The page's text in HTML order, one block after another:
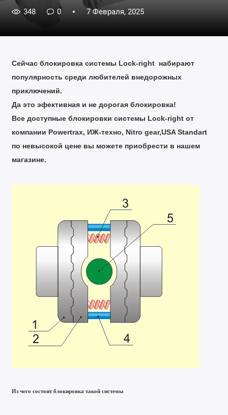
348 0 7 Февраля, 2025
Сейчас блокировка системы Lock-right набирают
популярность среди любителей внедорожных
приключений.
Да это эфективная и не дорогая блокировка!
Все доступные блокировки системы Lock-right от
компании Powertrax, ИЖ-техно, Nitro gear,USA Standart
по невысокой цене вы можете приобрести в нашем
магазине.
Из чего состоит блокировка такой системы